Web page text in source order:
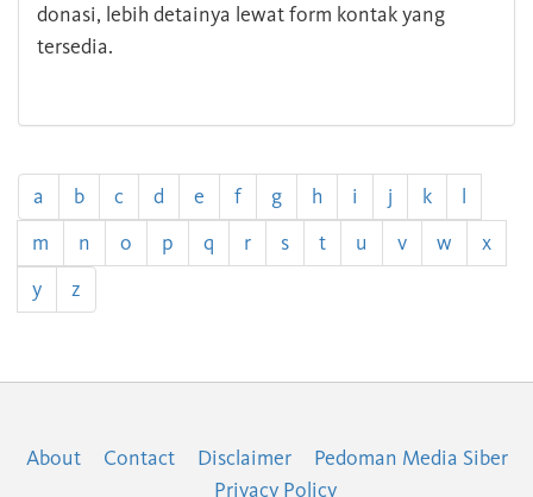
donasi, lebih detainya lewat form kontak yang
tersedia.
a b c d e f g h i j k
l
m
n o p q r s t u v w
x
y
z
About Contact Disclaimer
Pedoman Media Siber
Privacy Policy